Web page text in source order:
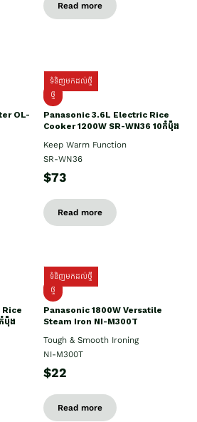
Read more
OL-
ទំនិញមកដល់ថ្មី
ថ្មី
Panasonic 3.6L Electric Rice
Cooker 1200W SR-WN36 10កំប៉ុង
Keep Warm Function
SR-WN36
$73
Read more
ប៉ុង
ទំនិញមកដល់ថ្មី
ថ្មី
Panasonic 1800W Versatile
Steam Iron NI-M300T
Tough & Smooth Ironing
NI-M300T
$22
Read more